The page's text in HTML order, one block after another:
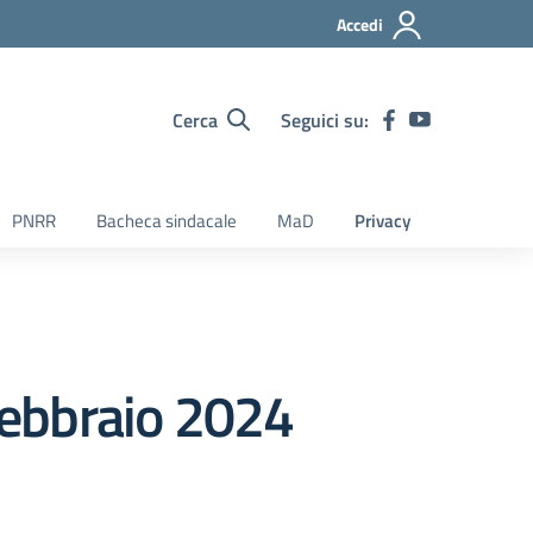
Accedi
Cerca Seguici su:
PNRR Bacheca sindacale MaD Privacy
2024